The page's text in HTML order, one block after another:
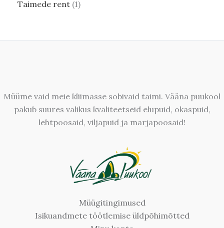
Taimede rent 1
Müüme vaid meie kliimasse sobivaid taimi. Vääna puukool
pakub suures valikus kvaliteetseid elupuid, okaspuid,
lehtpõõsaid, viljapuid ja marjapõõsaid!
Müügitingimused
Isikuandmete töötlemise üldpõhimõtted